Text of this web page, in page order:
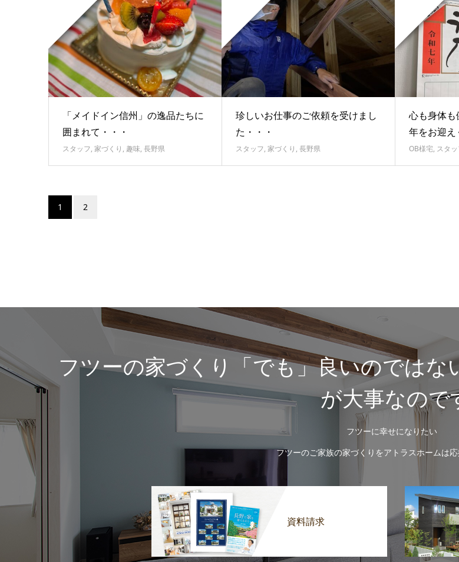
「メイドイン信州」の逸品たちに
囲まれて・・・
スタッフ, 家づくり , 趣味, 長野県
珍しいお仕事のご依頼を受けまし
た・・・
スタッフ, 家づくり , 長野県
心も身体
年をお迎え
OB様宅, スタ
1 2
フツーの家づくり「でも」良いのでは
が大事なので
フツーに幸せになりたい
フツーのご家族の家づくりをアトラスホームは応
資料請求